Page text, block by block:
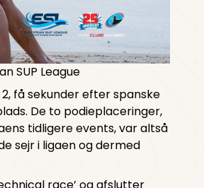
SUP League
få sekunder efter spanske
De to podieplaceringer,
tidligere events, var altså
sejr i ligaen og dermed
race’ og afslutter